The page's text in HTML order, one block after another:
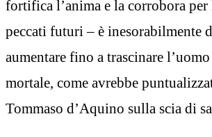
fortifica l’anima e la corrobora
peccati futuri – è inesorabilmente
aumentare fino a trascinare
mortale, come avrebbe
Tommaso d’Aquino sulla scia di